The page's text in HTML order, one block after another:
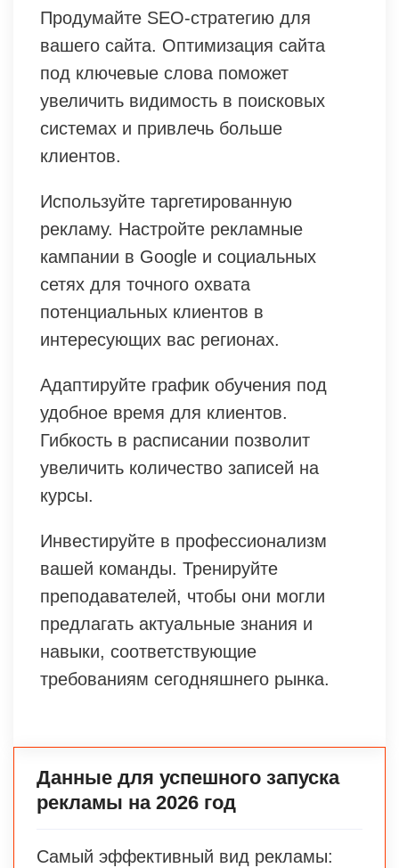
Продумайте SEO-стратегию для
вашего сайта. Оптимизация сайта
под ключевые слова поможет
увеличить видимость в поисковых
системах и привлечь больше
клиентов.
Используйте таргетированную
рекламу. Настройте рекламные
кампании в Google и социальных
сетях для точного охвата
потенциальных клиентов в
интересующих вас регионах.
Адаптируйте график обучения под
удобное время для клиентов.
Гибкость в расписании позволит
увеличить количество записей на
курсы.
Инвестируйте в профессионализм
вашей команды. Тренируйте
преподавателей, чтобы они могли
предлагать актуальные знания и
навыки, соответствующие
требованиям сегодняшнего рынка.
Данные для успешного запуска
рекламы на 2026 год
Самый эффективный вид рекламы: